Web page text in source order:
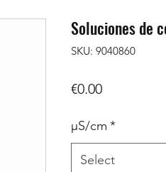
Soluciones de
SKU: 9040860
€0.00Price
μS/cm *
Select